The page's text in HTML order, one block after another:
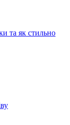
та як стильно